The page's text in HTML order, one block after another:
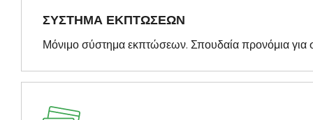
ΣΥΣΤΗΜΑ ΕΚΠΤΩΣΕΩΝ
Μόνιμο σύστημα εκπτώσεων. Σπουδαία προνόμια για